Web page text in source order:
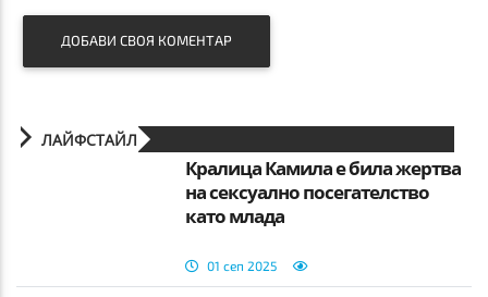
ДОБАВИ СВОЯ КОМЕНТАР
ЛАЙФСТАЙЛ
Кралица Камила е била жертва
на сексуално посегателство
като млада
01 сеп 2025